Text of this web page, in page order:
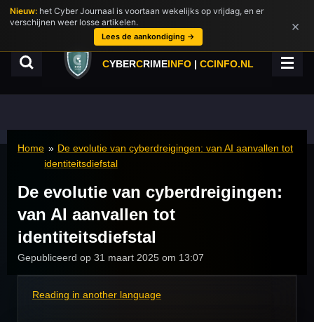
Ga
direct
hoofdinhoud
CYBERCRIMEINFO | CCINFO.NL
Home » De evolutie van cyberdreigingen: van AI aanvallen tot
identiteitsdiefstal
De evolutie van cyberdreigingen:
van AI aanvallen tot
identiteitsdiefstal
Gepubliceerd op 31 maart 2025 om 13:07
Reading in another language
Nieuw: het Cyber Journaal is voortaan wekelijks op vrijdag, en er
verschijnen weer losse artikelen.
Lees de aankondiging →
×